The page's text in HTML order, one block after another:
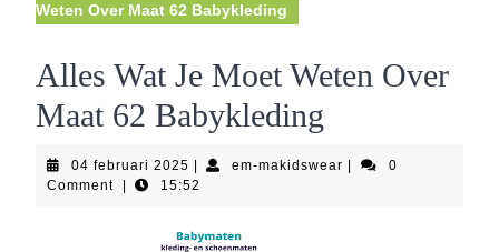
Weten Over Maat 62 Babykleding
Alles Wat Je Moet Weten Over
Maat 62 Babykleding
04 februari 2025 04
februari
em-makidswear em-
0
Comment
15:52